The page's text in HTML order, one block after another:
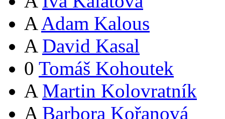
A Adam Kalous
A David Kasal
0 Tomáš Kohoutek
A Martin Kolovratník
A Barbora Kořanová